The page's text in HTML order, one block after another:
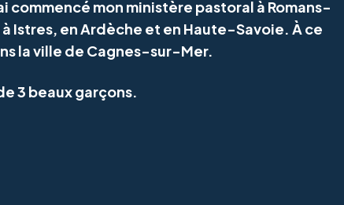
commencé mon ministère pastoral à Romans-
Istres, en Ardèche et en Haute-Savoie. À ce
la ville de Cagnes-sur-Mer.
3 beaux garçons.